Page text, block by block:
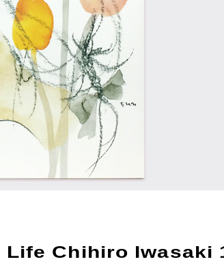
Life Chihiro Iwasaki